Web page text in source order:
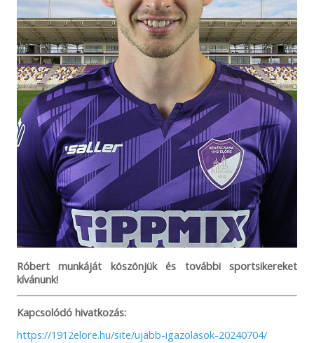
Róbert munkáját köszönjük és további sportsikereket
kívánunk!
Kapcsolódó hivatkozás:
https://1912elore.hu/site/ujabb-igazolasok-20240704/